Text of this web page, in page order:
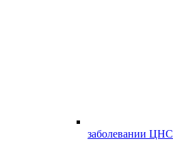
заболевании ЦНС